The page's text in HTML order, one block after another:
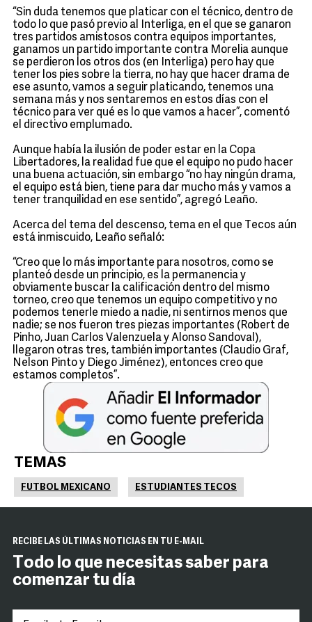
“Sin duda tenemos que platicar con el técnico, dentro de
todo lo que pasó previo al Interliga, en el que se ganaron
tres partidos amistosos contra equipos importantes,
ganamos un partido importante contra Morelia aunque
se perdieron los otros dos (en Interliga) pero hay que
tener los pies sobre la tierra, no hay que hacer drama de
ese asunto, vamos a seguir platicando, tenemos una
semana más y nos sentaremos en estos días con el
técnico para ver qué es lo que vamos a hacer”, comentó
el directivo emplumado.
Aunque había la ilusión de poder estar en la Copa
Libertadores, la realidad fue que el equipo no pudo hacer
una buena actuación, sin embargo “no hay ningún drama,
el equipo está bien, tiene para dar mucho más y vamos a
tener tranquilidad en ese sentido”, agregó Leaño.
Acerca del tema del descenso, tema en el que Tecos aún
está inmiscuido, Leaño señaló:
“Creo que lo más importante para nosotros, como se
planteó desde un principio, es la permanencia y
obviamente buscar la calificación dentro del mismo
torneo, creo que tenemos un equipo competitivo y no
podemos tenerle miedo a nadie, ni sentirnos menos que
nadie; se nos fueron tres piezas importantes (Robert de
Pinho, Juan Carlos Valenzuela y Alonso Sandoval),
llegaron otras tres, también importantes (Claudio Graf,
Nelson Pinto y Diego Jiménez), entonces creo que
estamos completos”.
TEMAS
FUTBOL MEXICANO ESTUDIANTES TECOS
RECIBE LAS ÚLTIMAS NOTICIAS EN TU E-MAIL
Todo lo que necesitas saber para
comenzar tu día